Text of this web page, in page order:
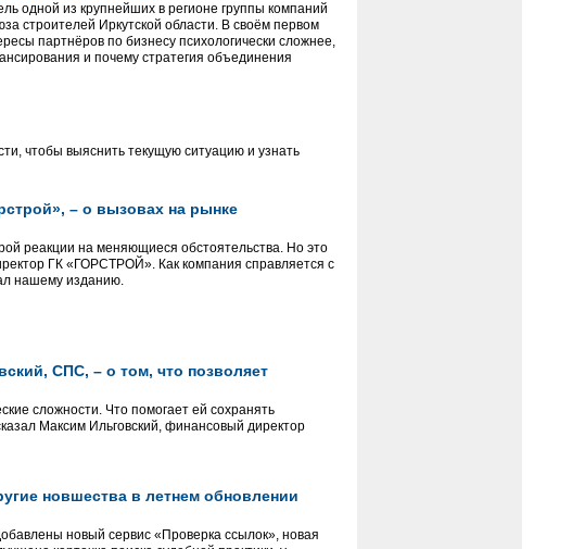
одной из крупнейших в регионе группы компаний
строителей Иркутской области. В своём первом
партнёров по бизнесу психологически сложнее,
и почему стратегия объединения
чтобы выяснить текущую ситуацию и узнать
– о вызовах на рынке
реакции на меняющиеся обстоятельства. Но это
ГК «ГОРСТРОЙ». Как компания справляется с
нашему изданию.
СПС, – о том, что позволяет
сложности. Что помогает ей сохранять
Максим Ильговский, финансовый директор
новшества в летнем обновлении
новый сервис «Проверка ссылок», новая